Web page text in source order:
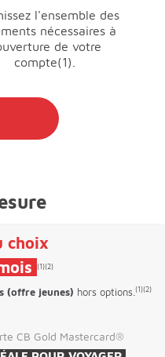
l'ensemble des
nécessaires à
de votre
compte(1).
choix
(1)(2)
(offre jeunes) hors options.(1)(2)
CB Gold Mastercard®